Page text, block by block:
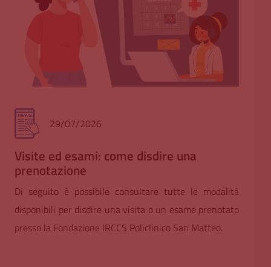
29/07/2026
Visite ed esami: come disdire una
prenotazione
Di seguito è possibile consultare tutte le modalità
disponibili per disdire una visita o un esame prenotato
presso la Fondazione IRCCS Policlinico San Matteo.